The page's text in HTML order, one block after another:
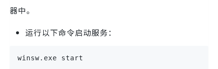
器中。
运行以下命令启动服务：
winsw.exe start